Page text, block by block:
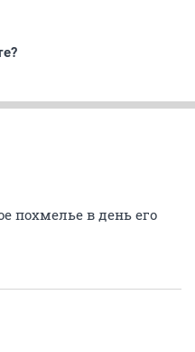
похмелье в день его